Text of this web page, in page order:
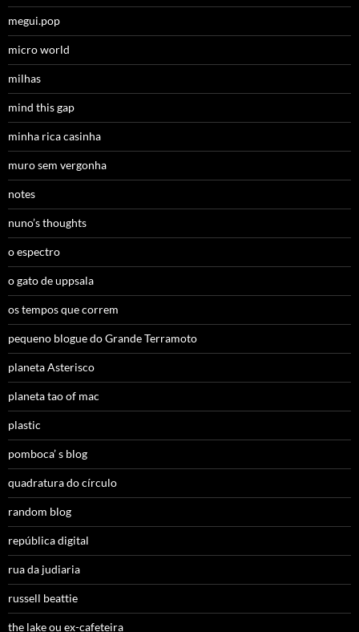
megui.pop
micro world
milhas
mind this gap
minha rica casinha
muro sem vergonha
notes
nuno’s thoughts
o espectro
o gato de uppsala
os tempos que correm
pequeno blogue do Grande Terramoto
planeta Asterisco
planeta tao of mac
plastic
pomboca’ s blog
quadratura do círculo
random blog
república digital
rua da judiaria
russell beattie
the lake ou ex-cafeteira